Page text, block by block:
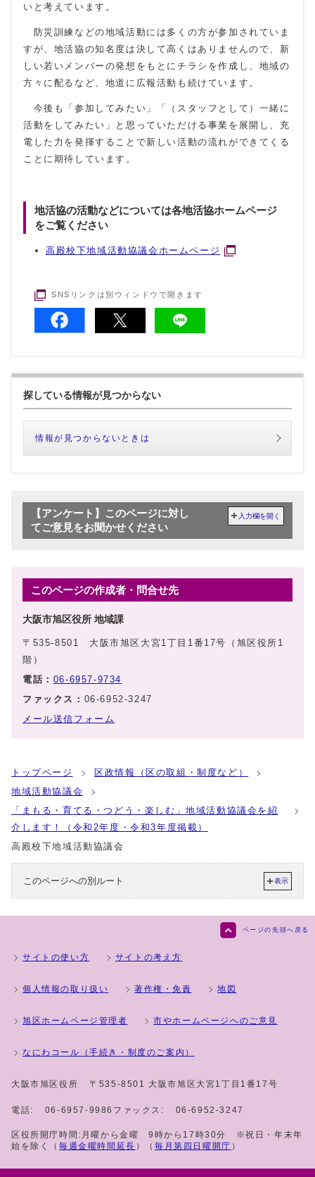
いと考えています。
防災訓練などの地域活動には多くの方が参加されていま
すが、地活協の知名度は決して高くはありませんので、新
しい若いメンバーの発想をもとにチラシを作成し、地域の
方々に配るなど、地道に広報活動も続けています。
今後も「参加してみたい」「（スタッフとして）一緒に
活動をしてみたい」と思っていただける事業を展開し、充
電した力を発揮することで新しい活動の流れができてくる
ことに期待しています。
地活協の活動などについては各地活協ホームページ
をご覧ください
高殿校下地域活動協議会ホームページ
SNSリンクは別ウィンドウで開きます
探している情報が見つからない
情報が見つからないときは
【アンケート】このページに対し
てご意見をお聞かせください
入力欄を開く
このページの作成者・問合せ先
大阪市旭区役所 地域課
〒535-8501 大阪市旭区大宮1丁目1番17号（旭区役所1
階）
電話： 06-6957-9734
ファックス： 06-6952-3247
メール送信フォーム
トップページ
区政情報（区の取組・制度など）
地域活動協議会
「まもる・育てる・つどう・楽しむ」地域活動協議会を紹
介します！（令和2年度・令和3年度掲載）
高殿校下地域活動協議会
このページへの別ルート 表示
ページの先頭へ戻る
サイトの使い方 サイトの考え方
個人情報の取り扱い 著作権・免責 地図
旭区ホームページ管理者 市やホームページへのご意見
なにわコール（手続き・制度のご案内）
大阪市旭区役所 〒535-8501 大阪市旭区大宮1丁目1番17号
電話: 06-6957-9986 ファックス: 06-6952-3247
区役所開庁時間:月曜から金曜 9時から17時30分 ※祝日・年末年
始を除く（ 毎週金曜時間延長 ）（毎月第四日曜開庁 ）